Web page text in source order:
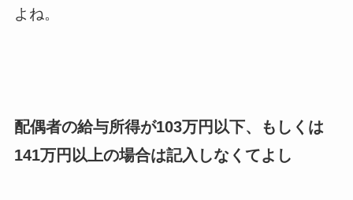
よね。
配偶者の給与所得が103万円以下、もしくは
141万円以上の場合は記入しなくてよし